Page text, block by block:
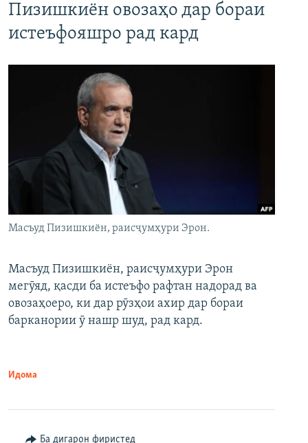
Пизишкиён овозаҳо дар бораи
истеъфояшро рад кард
Масъуд Пизишкиён, раисҷумҳури Эрон.
Масъуд Пизишкиён, раисҷумҳури Эрон
мегӯяд, қасди ба истеъфо рафтан надорад ва
овозаҳоеро, ки дар рӯзҳои ахир дар бораи
барканории ӯ нашр шуд, рад кард.
Идома
Ба дигарон фиристед